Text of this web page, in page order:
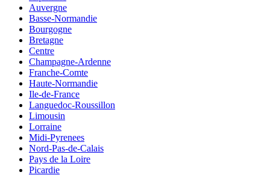
Auvergne
Basse-Normandie
Bourgogne
Bretagne
Centre
Champagne-Ardenne
Franche-Comte
Haute-Normandie
Ile-de-France
Languedoc-Roussillon
Limousin
Lorraine
Midi-Pyrenees
Nord-Pas-de-Calais
Pays de la Loire
Picardie